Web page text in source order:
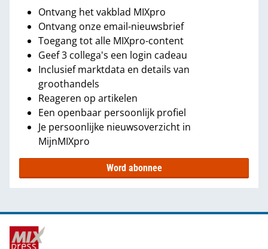
Ontvang het vakblad MIXpro
Ontvang onze email-nieuwsbrief
Toegang tot alle MIXpro-content
Geef 3 collega's een login cadeau
Inclusief marktdata en details van
groothandels
Reageren op artikelen
Een openbaar persoonlijk profiel
Je persoonlijke nieuwsoverzicht in
MijnMIXpro
Word abonnee